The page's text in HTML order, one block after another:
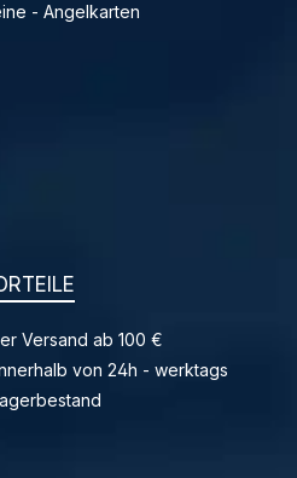
- Angelkarten
Versand ab 100 €
von 24h - werktags